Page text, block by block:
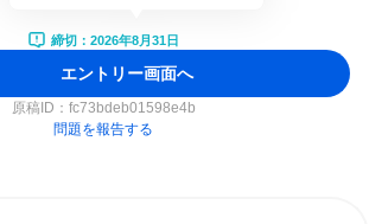
締切：2026年8月31日
エントリー画面へ
原稿ID： fc73bdeb01598e4b
問題を報告する